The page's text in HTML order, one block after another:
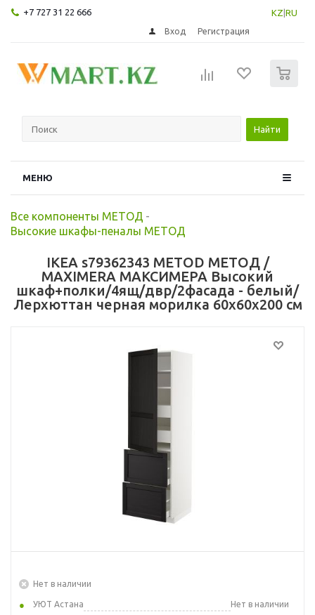
+7 727 31 22 666 KZ RU
Вход Регистрация
Найти
МЕНЮ
Все компоненты МЕТОД -
Высокие шкафы-пеналы МЕТОД
IKEA s79362343 METOD МЕТОД /
MAXIMERA МАКСИМЕРА Высокий
шкаф+полки/4ящ/двр/2фасада - белый/
Лерхюттан черная морилка 60x60x200 см
Нет в наличии
УЮТ Астана
Нет в наличии